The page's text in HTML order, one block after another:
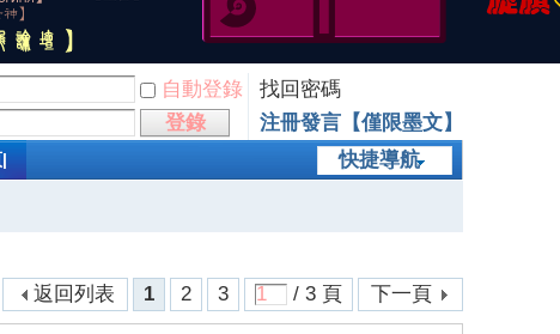
自動登錄
找回密碼
登錄
注冊發言【僅限墨文】
快捷導航
1
2 3 / 3 頁 下一頁
返回列表